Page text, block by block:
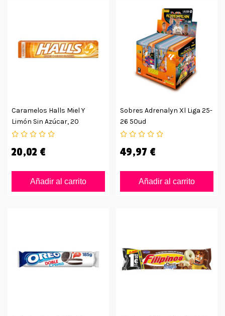
Caramelos Halls Miel Y
Limón Sin Azúcar, 20
Unidades
20,02 €
Añadir al carrito
Sobres Adrenalyn Xl Liga 25-
26 50ud
49,97 €
Añadir al carrito